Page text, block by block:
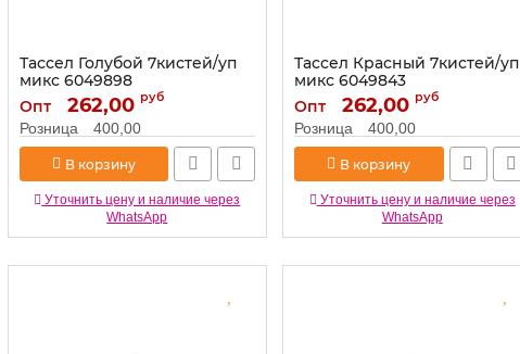
Тассел Голубой 7кистей/уп
микс 6049898
Артикул: 6049898
Опт 262,00 руб
Розница 400,00
В корзину
Уточнить цену и наличие через
WhatsApp
Тассел Красный 7кистей/уп
микс 6049843
Артикул: 6049843
Опт 262,00 руб
Розница 400,00
В корзину
Уточнить цену и наличие через
WhatsApp